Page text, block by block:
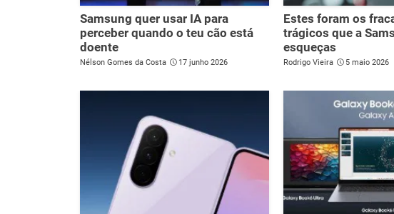
Samsung quer usar IA para
perceber quando o teu cão está
doente
Nélson Gomes da Costa 17 junho 2026
Estes foram os
trágicos que a
esqueças
Rodrigo Vieira 5 maio 2026